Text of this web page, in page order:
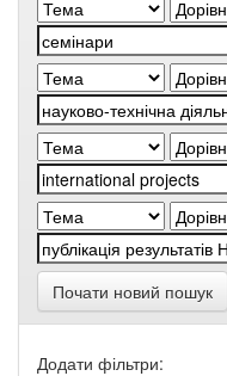
Почати новий пошук
Додати фільтри: